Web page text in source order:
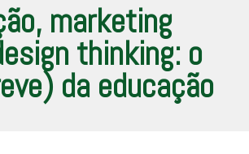
marketing
thinking: o
da educação